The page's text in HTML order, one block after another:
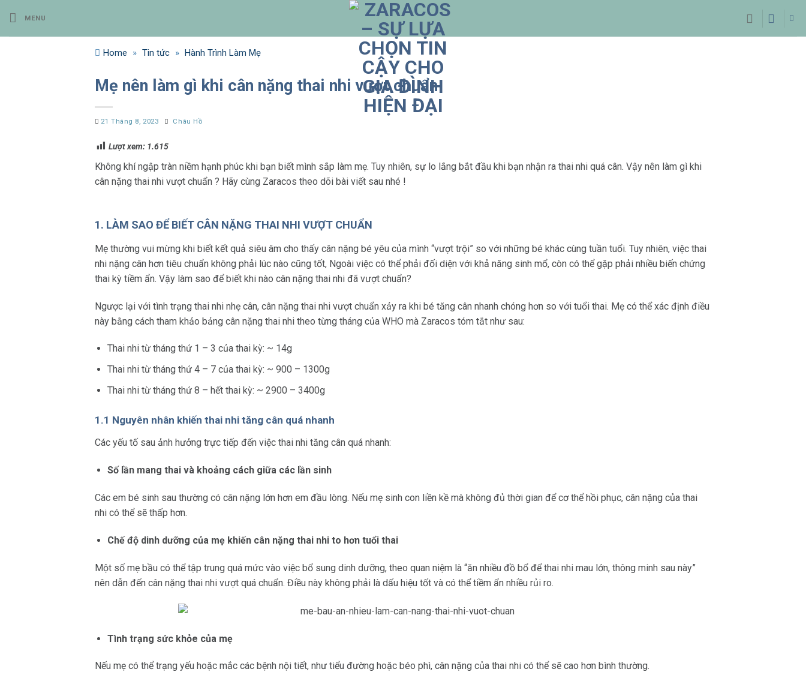
qua
nội
MENU
Home » Tin tức » Hành Trình Làm Mẹ
Mẹ nên làm gì khi cân nặng thai nhi vượt chuẩn
21 Tháng 8, 2023 Châu Hồ
Lượt xem: 1.615
Không khí ngập tràn niềm hạnh phúc khi bạn biết mình sắp làm mẹ. Tuy nhiên, sự lo lắng bắt đầu khi bạn nhận ra thai nhi quá cân. Vậy nên làm gì khi
cân nặng thai nhi vượt chuẩn ? Hãy cùng Zaracos theo dõi bài viết sau nhé !
1. LÀM SAO ĐỂ BIẾT CÂN NẶNG THAI NHI VƯỢT CHUẨN
Mẹ thường vui mừng khi biết kết quả siêu âm cho thấy cân nặng bé yêu của mình “vượt trội” so với những bé khác cùng tuần tuổi. Tuy nhiên, việc thai
nhi nặng cân hơn tiêu chuẩn không phải lúc nào cũng tốt, Ngoài việc có thể phải đối diện với khả năng sinh mổ, còn có thể gặp phải nhiều biến chứng
thai kỳ tiềm ẩn. Vậy làm sao để biết khi nào cân nặng thai nhi đã vượt chuẩn?
Ngược lại với tình trạng thai nhi nhẹ cân, cân nặng thai nhi vượt chuẩn xảy ra khi bé tăng cân nhanh chóng hơn so với tuổi thai. Mẹ có thể xác định điều
này bằng cách tham khảo bảng cân nặng thai nhi theo từng tháng của WHO mà Zaracos tóm tắt như sau:
Thai nhi từ tháng thứ 1 – 3 của thai kỳ: ~ 14g
Thai nhi từ tháng thứ 4 – 7 của thai kỳ: ~ 900 – 1300g
Thai nhi từ tháng thứ 8 – hết thai kỳ: ~ 2900 – 3400g
1.1 Nguyên nhân khiến thai nhi tăng cân quá nhanh
Các yếu tố sau ảnh hưởng trực tiếp đến việc thai nhi tăng cân quá nhanh:
Số lần mang thai và khoảng cách giữa các lần sinh
Các em bé sinh sau thường có cân nặng lớn hơn em đầu lòng. Nếu mẹ sinh con liền kề mà không đủ thời gian để cơ thể hồi phục, cân nặng của thai
nhi có thể sẽ thấp hơn.
Chế độ dinh dưỡng của mẹ khiến cân nặng thai nhi to hơn tuổi thai
Một số mẹ bầu có thể tập trung quá mức vào việc bổ sung dinh dưỡng, theo quan niệm là “ăn nhiều đồ bổ để thai nhi mau lớn, thông minh sau này”
nên dẫn đến cân nặng thai nhi vượt quá chuẩn. Điều này không phải là dấu hiệu tốt và có thể tiềm ẩn nhiều rủi ro.
Tình trạng sức khỏe của mẹ
Nếu mẹ có thể trạng yếu hoặc mắc các bệnh nội tiết, như tiểu đường hoặc béo phì, cân nặng của thai nhi có thể sẽ cao hơn bình thường.